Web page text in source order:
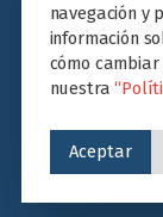
navegación y
información
cómo
nuestra
Aceptar